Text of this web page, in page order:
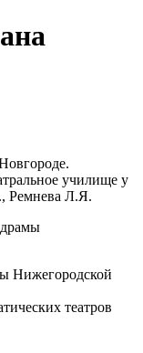
училище у
Ремнева Л.Я.
Нижегородской
театров